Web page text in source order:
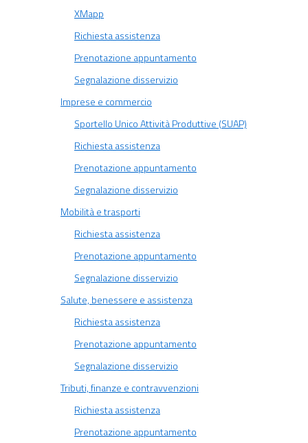
XMapp
Richiesta assistenza
Prenotazione appuntamento
Segnalazione disservizio
Imprese e commercio
Sportello Unico Attività Produttive (SUAP)
Richiesta assistenza
Prenotazione appuntamento
Segnalazione disservizio
Mobilità e trasporti
Richiesta assistenza
Prenotazione appuntamento
Segnalazione disservizio
Salute, benessere e assistenza
Richiesta assistenza
Prenotazione appuntamento
Segnalazione disservizio
Tributi, finanze e contravvenzioni
Richiesta assistenza
Prenotazione appuntamento